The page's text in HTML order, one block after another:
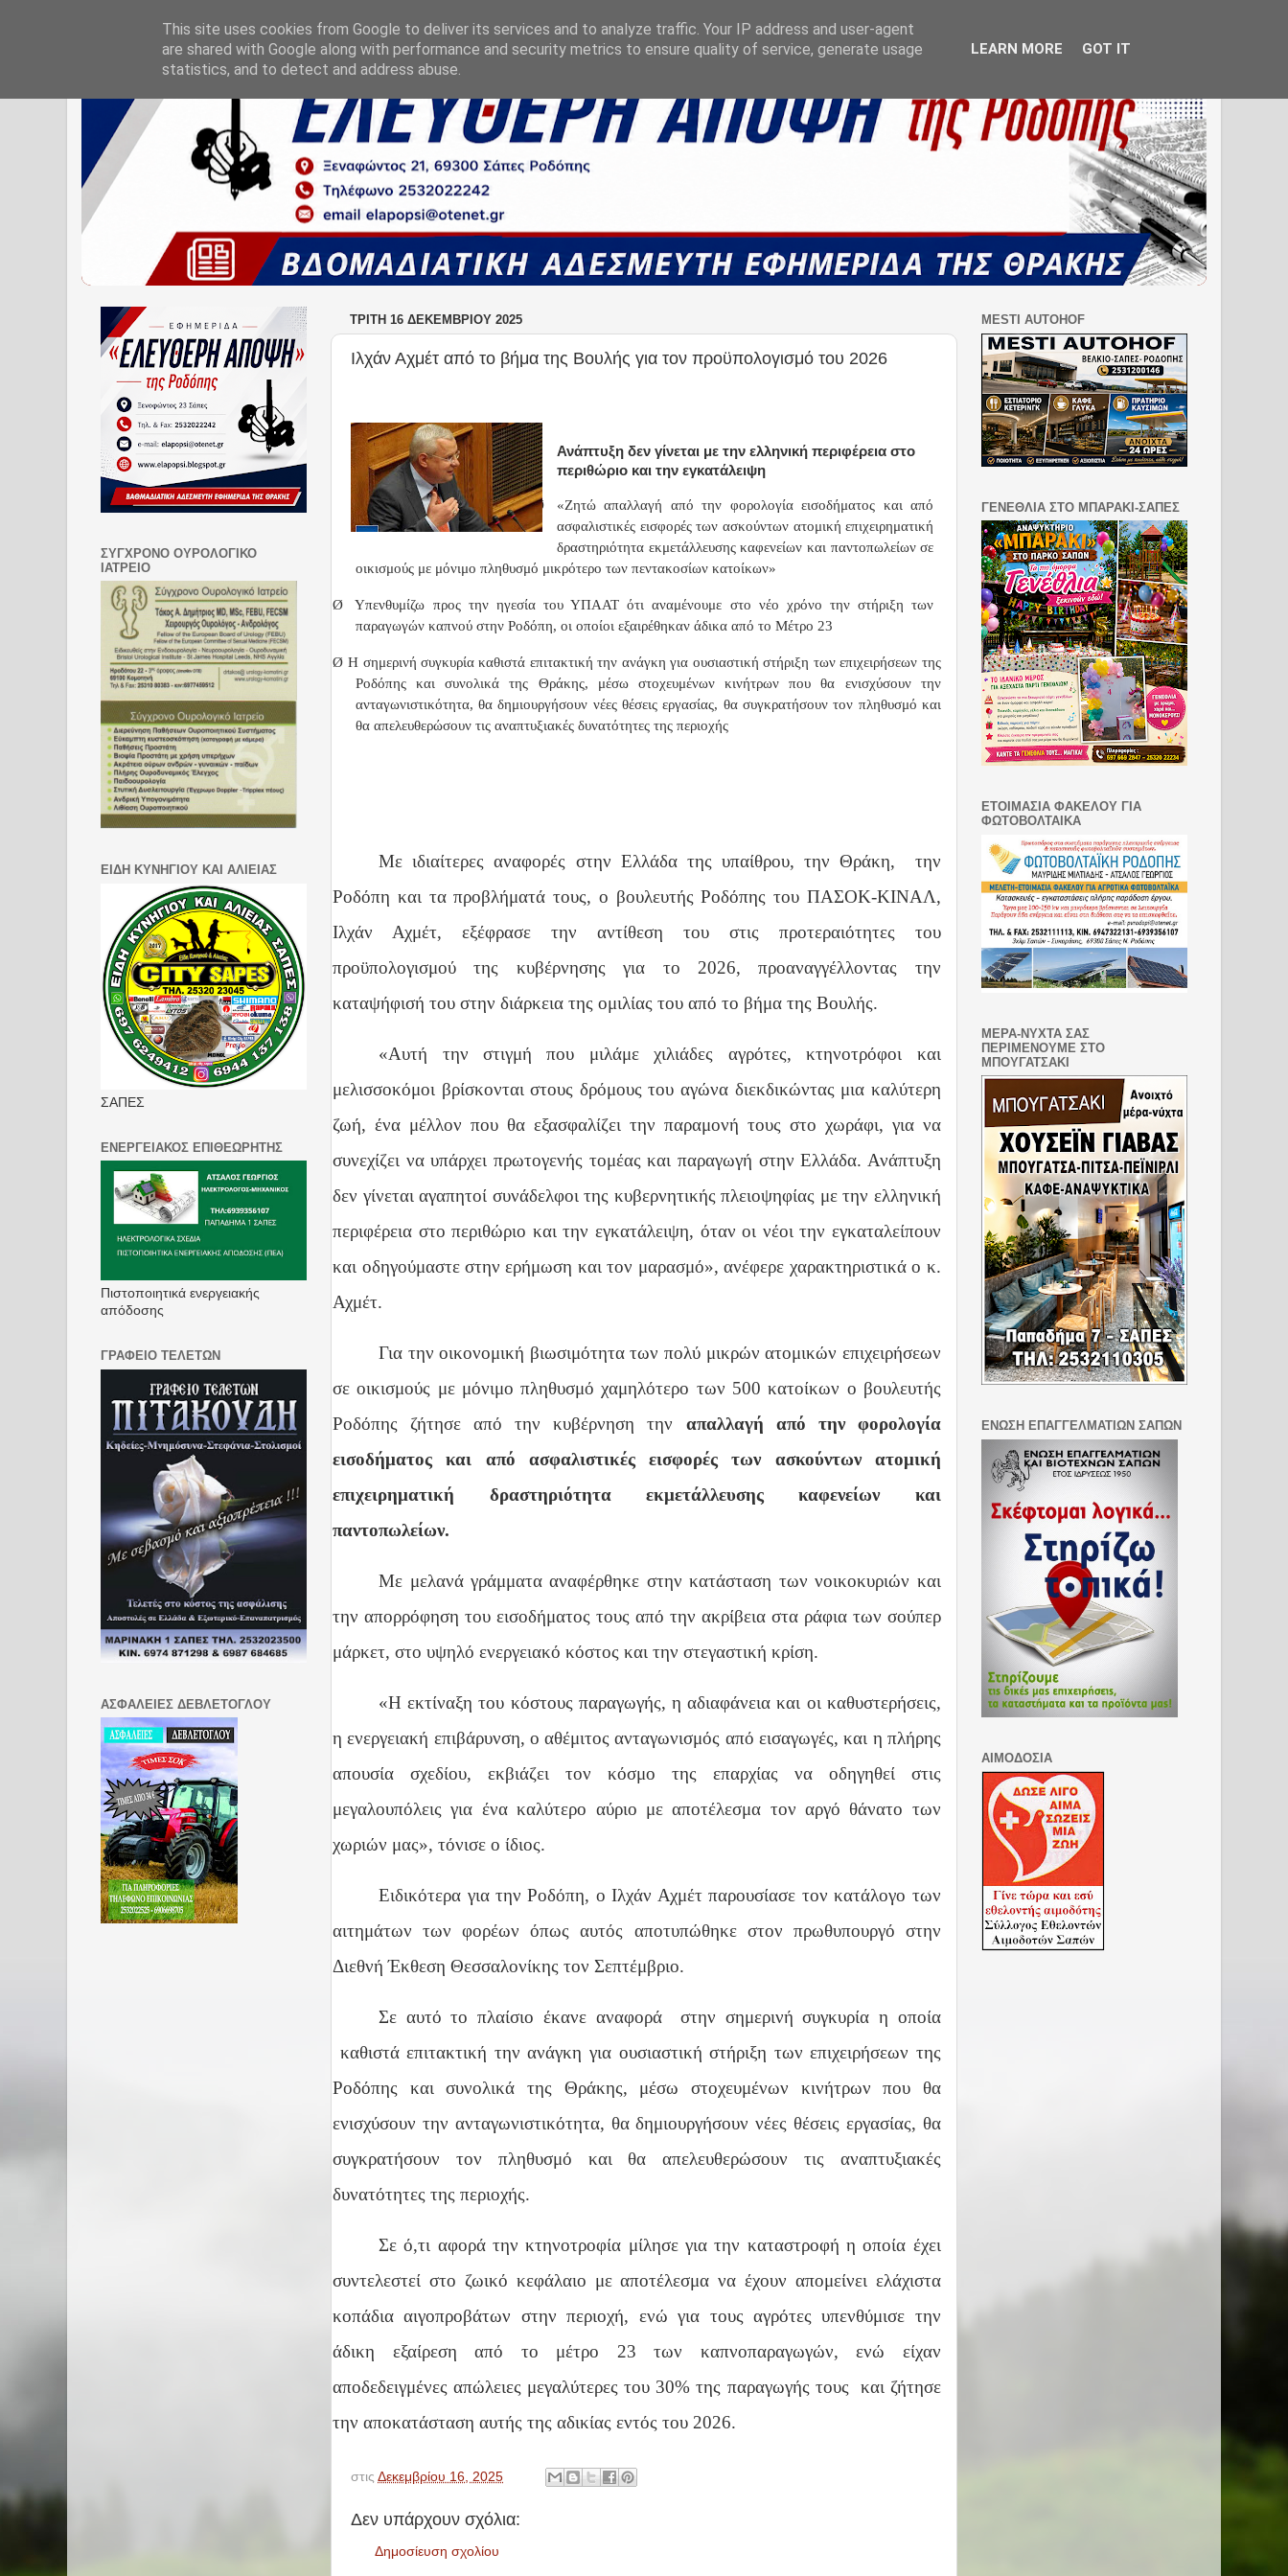
ΤΡΊΤΗ 16 ΔΕΚΕΜΒΡΊΟΥ 2025
Ιλχάν Αχμέτ από το βήμα της Βουλής για τον προϋπολογισμό του 2026
Ανάπτυξη δεν γίνεται με την ελληνική περιφέρεια στο
περιθώριο και την εγκατάλειψη
Ø
«Ζητώ απαλλαγή από την φορολογία εισοδήματος και από
ασφαλιστικές εισφορές των ασκούντων ατομική επιχειρηματική
δραστηριότητα εκμετάλλευσης καφενείων και παντοπωλείων σε
οικισμούς με μόνιμο πληθυσμό μικρότερο των πεντακοσίων κατοίκων»
Ø
Υπενθυμίζω προς την ηγεσία του ΥΠΑΑΤ ότι αναμένουμε στο νέο χρόνο την στήριξη των
παραγωγών καπνού στην Ροδόπη, οι οποίοι εξαιρέθηκαν άδικα από το Μέτρο 23
Ø Η σημερινή συγκυρία καθιστά επιτακτική την ανάγκη για ουσιαστική στήριξη των επιχειρήσεων της
Ροδόπης και συνολικά της Θράκης, μέσω στοχευμένων κινήτρων που θα ενισχύσουν την
ανταγωνιστικότητα, θα δημιουργήσουν νέες θέσεις εργασίας, θα συγκρατήσουν τον πληθυσμό και
θα απελευθερώσουν τις αναπτυξιακές δυνατότητες της περιοχής
Με ιδιαίτερες αναφορές στην Ελλάδα της υπαίθρου, την Θράκη,
την
Ροδόπη και τα προβλήματά τους, ο βουλευτής Ροδόπης του ΠΑΣΟΚ-ΚΙΝΑΛ,
Ιλχάν Αχμέτ, εξέφρασε την αντίθεση του στις προτεραιότητες του
προϋπολογισμού της κυβέρνησης για το 2026, προαναγγέλλοντας την
καταψήφισή του στην διάρκεια της ομιλίας του από το βήμα της Βουλής.
«Αυτή την στιγμή που μιλάμε χιλιάδες αγρότες, κτηνοτρόφοι και
μελισσοκόμοι βρίσκονται στους δρόμους του αγώνα διεκδικώντας μια καλύτερη
ζωή, ένα μέλλον που θα εξασφαλίζει την παραμονή τους στο χωράφι, για να
συνεχίζει να υπάρχει πρωτογενής τομέας και παραγωγή στην Ελλάδα. Ανάπτυξη
δεν γίνεται αγαπητοί συνάδελφοι της κυβερνητικής πλειοψηφίας με την ελληνική
περιφέρεια στο περιθώριο και την εγκατάλειψη, όταν οι νέοι την εγκαταλείπουν
και οδηγούμαστε στην ερήμωση και τον μαρασμό», ανέφερε χαρακτηριστικά ο κ.
Αχμέτ.
Για την οικονομική βιωσιμότητα των πολύ μικρών ατομικών επιχειρήσεων
σε οικισμούς με μόνιμο πληθυσμό χαμηλότερο των 500 κατοίκων ο βουλευτής
Ροδόπης ζήτησε από την κυβέρνηση την απαλλαγή από την φορολογία
εισοδήματος και από ασφαλιστικές εισφορές των ασκούντων ατομική
επιχειρηματική δραστηριότητα εκμετάλλευσης καφενείων και
παντοπωλείων.
Με μελανά γράμματα αναφέρθηκε στην κατάσταση των νοικοκυριών και
την απορρόφηση του εισοδήματος τους από την ακρίβεια στα ράφια των σούπερ
μάρκετ, στο υψηλό ενεργειακό κόστος και την στεγαστική κρίση.
«Η εκτίναξη του κόστους παραγωγής, η αδιαφάνεια και οι καθυστερήσεις,
η ενεργειακή επιβάρυνση, ο αθέμιτος ανταγωνισμός από εισαγωγές, και η πλήρης
απουσία σχεδίου, εκβιάζει τον κόσμο της επαρχίας να οδηγηθεί στις
μεγαλουπόλεις για ένα καλύτερο αύριο με αποτέλεσμα τον αργό θάνατο των
χωριών μας», τόνισε ο ίδιος.
Ειδικότερα για την Ροδόπη, ο Ιλχάν Αχμέτ παρουσίασε τον κατάλογο των
αιτημάτων των φορέων όπως αυτός αποτυπώθηκε στον πρωθυπουργό στην
Διεθνή Έκθεση Θεσσαλονίκης τον Σεπτέμβριο.
Σε αυτό το πλαίσιο έκανε αναφορά
στην σημερινή συγκυρία η οποία
καθιστά επιτακτική την ανάγκη για ουσιαστική στήριξη των επιχειρήσεων της
Ροδόπης και συνολικά της Θράκης, μέσω στοχευμένων κινήτρων που θα
ενισχύσουν την ανταγωνιστικότητα, θα δημιουργήσουν νέες θέσεις εργασίας, θα
συγκρατήσουν τον πληθυσμό και θα απελευθερώσουν τις αναπτυξιακές
δυνατότητες της περιοχής.
Σε ό,τι αφορά την κτηνοτροφία μίλησε για την καταστροφή η οποία έχει
συντελεστεί στο ζωικό κεφάλαιο με αποτέλεσμα να έχουν απομείνει ελάχιστα
κοπάδια αιγοπροβάτων στην περιοχή, ενώ για τους αγρότες υπενθύμισε την
άδικη εξαίρεση από το μέτρο 23 των καπνοπαραγωγών, ενώ είχαν
αποδεδειγμένες απώλειες μεγαλύτερες του 30% της παραγωγής τους
και ζήτησε
την αποκατάσταση αυτής της αδικίας εντός του 2026.
στις Δεκεμβρίου 16, 2025
Δεν υπάρχουν σχόλια:
Δημοσίευση σχολίου
ΣΥΓΧΡΟΝΟ ΟΥΡΟΛΟΓΙΚΟ
ΙΑΤΡΕΙΟ
ΕΙΔΗ ΚΥΝΗΓΙΟΥ ΚΑΙ ΑΛΙΕΙΑΣ
ΣΑΠΕΣ
ΕΝΕΡΓΕΙΑΚΟΣ ΕΠΙΘΕΩΡΗΤΗΣ
Πιστοποιητικά ενεργειακής
απόδοσης
ΓΡΑΦΕΙΟ ΤΕΛΕΤΩΝ
ΑΣΦΑΛΕΙΕΣ ΔΕΒΛΕΤΟΓΛΟΥ
MESTI AUTOHOF
ΓΕΝΕΘΛΙΑ ΣΤΟ ΜΠΑΡΑΚΙ-ΣΑΠΕΣ
ΕΤΟΙΜΑΣΙΑ ΦΑΚΕΛΟΥ ΓΙΑ
ΦΩΤΟΒΟΛΤΑΙΚΑ
ΜΕΡΑ-ΝΥΧΤΑ ΣΑΣ
ΠΕΡΙΜΕΝΟΥΜΕ ΣΤΟ
ΜΠΟΥΓΑΤΣΑΚΙ
ΕΝΩΣΗ ΕΠΑΓΓΕΛΜΑΤΙΩΝ ΣΑΠΩΝ
ΑΙΜΟΔΟΣΙΑ
This site uses cookies from Google to deliver its services and to analyze traffic. Your IP address and user-agent
are shared with Google along with performance and security metrics to ensure quality of service, generate usage
statistics, and to detect and address abuse.
LEARN MORE GOT IT